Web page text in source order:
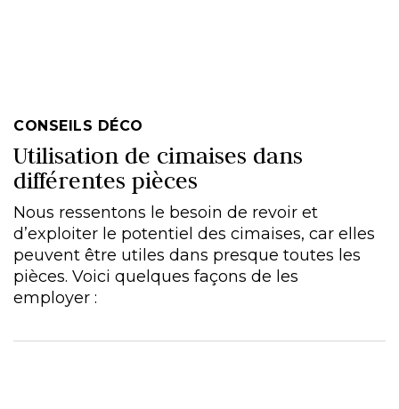
CONSEILS DÉCO
Utilisation de cimaises dans
différentes pièces
Nous ressentons le besoin de revoir et
d’exploiter le potentiel des cimaises, car elles
peuvent être utiles dans presque toutes les
pièces. Voici quelques façons de les
employer :